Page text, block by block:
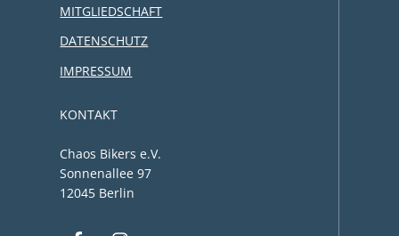
MITGLIEDSCHAFT
DATENSCHUTZ
IMPRESSUM
KONTAKT
Chaos Bikers e.V.
Sonnenallee 97
12045 Berlin